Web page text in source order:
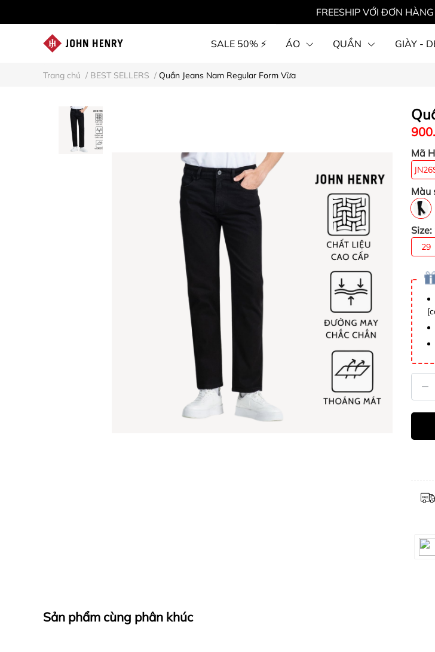
FREESHIP VỚI ĐƠN
SALE 50% ⚡ ÁO QUẦN GIÀY -
Trang chủ / BEST SELLERS / Quần Jeans Nam Regular Form Vừa
Mã
Màu
Size:
29
Sản phẩm cùng phân khúc